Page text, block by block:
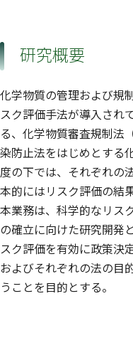
研究概要
化学物質の管理および規
スク評価手法が導入され
る、化学物質審査規制法
染防止法をはじめとする
度の下では、それぞれの
本的にはリスク評価の結
本業務は、科学的なリス
の確立に向けた研究開発
スク評価を有効に政策決
およびそれぞれの法の目
うことを目的とする。